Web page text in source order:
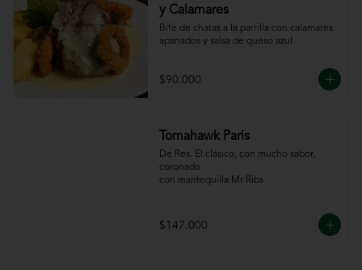
y Calamares
Bife de chatas a la parrilla con calamares
apanados y salsa de queso azul.
$90.000
Tomahawk Paris
De Res. El clásico, con mucho sabor,
coronado
con mantequilla Mr Ribs
$147.000